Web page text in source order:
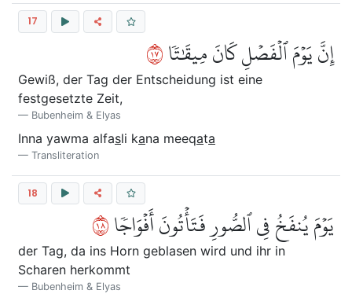
17
إِنَّ يَوۡمَ ٱلۡفَصۡلِ كَانَ مِيقَٰتٗا٧١
Gewiß, der Tag der Entscheidung ist eine
festgesetzte Zeit,
Bubenheim & Elyas
Inna yawma alfasli kana meeqata
Transliteration
18
يَوۡمَ يُنفَخُ فِي ٱلصُّورِ فَتَأۡتُونَ أَفۡوَاجٗا٨١
der Tag, da ins Horn geblasen wird und ihr in
Scharen herkommt
Bubenheim & Elyas